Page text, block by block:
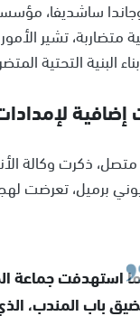
ساشديفا،
متضاربة، تشير
البنية التحتية
إضافية
ذكرت وكالة
برميل، تعرضت
استهدفت جماعة
باب المندب،